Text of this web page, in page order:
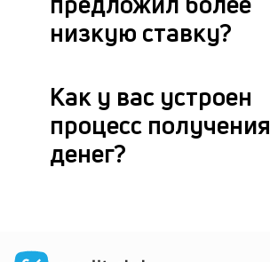
низкую ставку?
Как у вас устроен
процесс получения
денег?